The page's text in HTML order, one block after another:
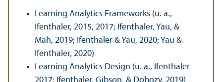
Learning Analytics Frameworks (u. a.,
Ifenthaler, 2015, 2017; Ifenthaler, Yau, &
Mah, 2019; Ifenthaler & Yau, 2020; Yau &
Ifenthaler, 2020)
Learning Analytics Design (u. a., Ifenthaler